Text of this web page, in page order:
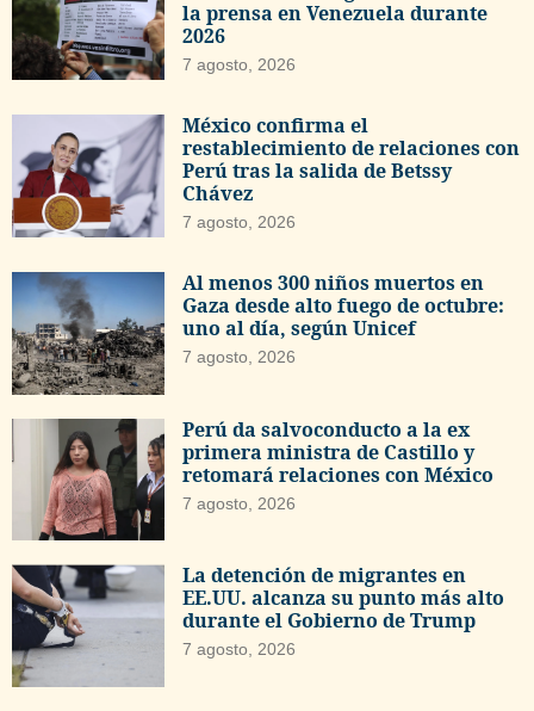
la prensa en Venezuela durante
2026
7 agosto, 2026
México confirma el
restablecimiento de relaciones con
Perú tras la salida de Betssy
Chávez
7 agosto, 2026
Al menos 300 niños muertos en
Gaza desde alto fuego de octubre:
uno al día, según Unicef
7 agosto, 2026
Perú da salvoconducto a la ex
primera ministra de Castillo y
retomará relaciones con México
7 agosto, 2026
La detención de migrantes en
EE.UU. alcanza su punto más alto
durante el Gobierno de Trump
7 agosto, 2026